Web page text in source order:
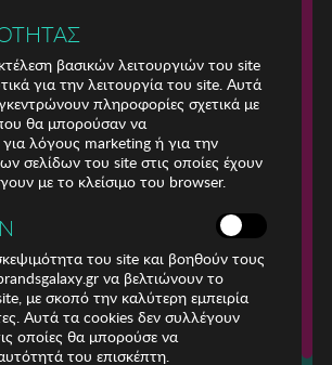
ΕΞΥΠΗΡΕΤΗΣΗ ΠΕΛΑΤΩΝ
παραγγελίες καλέστε
βασικών λειτουργιών του site
για την λειτουργία του site. Αυτά
πληροφορίες σχετικά με
θα μπορούσαν να
λόγους marketing ή για την
σελίδων του site στις οποίες έχουν
με το κλείσιμο του browser.
του site και βοηθούν τους
να βελτιώνουν το
με σκοπό την καλύτερη εμπειρία
Αυτά τα cookies δεν συλλέγουν
οποίες θα μπορούσε να
του επισκέπτη.